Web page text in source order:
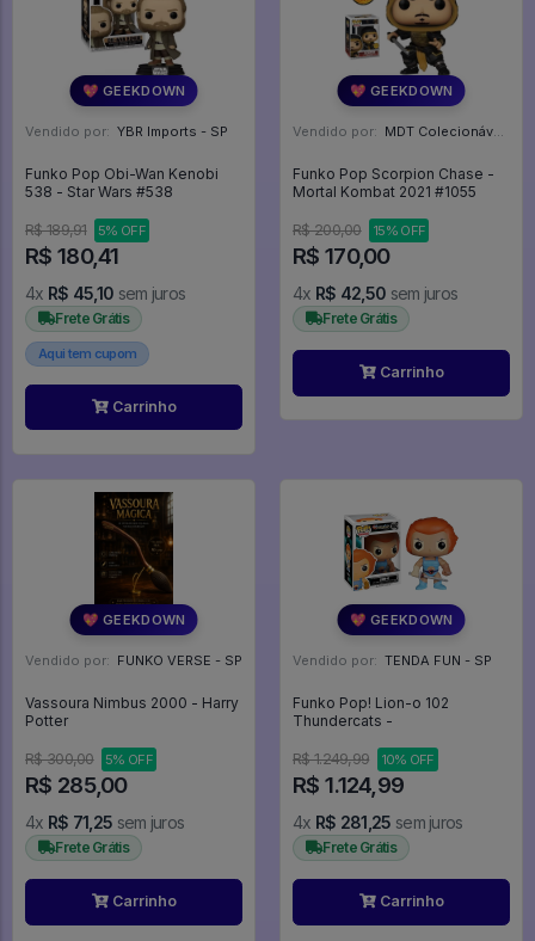
💖 GEEKDOWN
Vendido por: YBR Imports - SP
Funko Pop Obi-Wan Kenobi
538 - Star Wars #538
R$ 189,91 5% OFF
R$ 180,41
4x R$ 45,10 sem juros
Frete Grátis
Aqui tem cupom
Carrinho
💖 GEEKDOWN
Vendido por: MDT Colecionáveis - DF
Funko Pop Scorpion Chase -
Mortal Kombat 2021 #1055
R$ 200,00 15% OFF
R$ 170,00
4x R$ 42,50 sem juros
Frete Grátis
Carrinho
💖 GEEKDOWN
Vendido por: FUNKO VERSE - SP
Vassoura Nimbus 2000 - Harry
Potter
R$ 300,00 5% OFF
R$ 285,00
4x R$ 71,25 sem juros
Frete Grátis
Carrinho
💖 GEEKDOWN
Vendido por: TENDA FUN - SP
Funko Pop! Lion-o 102
Thundercats -
R$ 1.249,99 10% OFF
R$ 1.124,99
4x R$ 281,25 sem juros
Frete Grátis
Carrinho